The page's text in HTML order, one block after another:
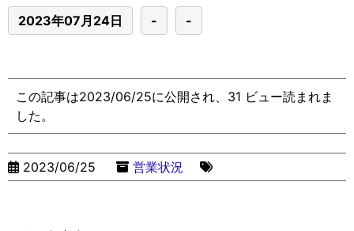
2023年07月24日 - -
この記事は2023/06/25に公開され、31 ビュー読まれま
した。
2023/06/25 営業状況